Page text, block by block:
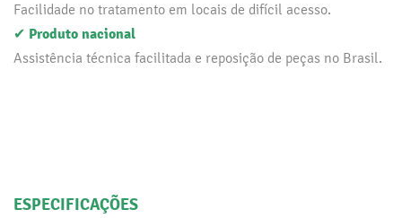
Facilidade no tratamento em locais de difícil acesso.
✔ Produto nacional
Assistência técnica facilitada e reposição de peças no Brasil.
ESPECIFICAÇÕES